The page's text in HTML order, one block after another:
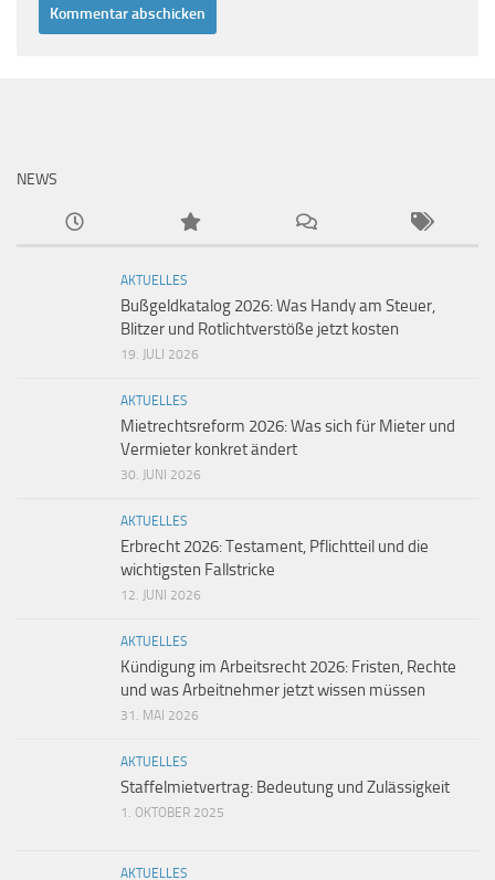
NEWS
AKTUELLES
Bußgeldkatalog 2026: Was Handy am Steuer,
Blitzer und Rotlichtverstöße jetzt kosten
19. JULI 2026
AKTUELLES
Mietrechtsreform 2026: Was sich für Mieter und
Vermieter konkret ändert
30. JUNI 2026
AKTUELLES
Erbrecht 2026: Testament, Pflichtteil und die
wichtigsten Fallstricke
12. JUNI 2026
AKTUELLES
Kündigung im Arbeitsrecht 2026: Fristen, Rechte
und was Arbeitnehmer jetzt wissen müssen
31. MAI 2026
AKTUELLES
Staffelmietvertrag: Bedeutung und Zulässigkeit
1. OKTOBER 2025
AKTUELLES